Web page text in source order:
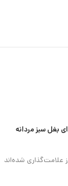
بغل سبز مردانه
علامت‌گذاری شده‌اند